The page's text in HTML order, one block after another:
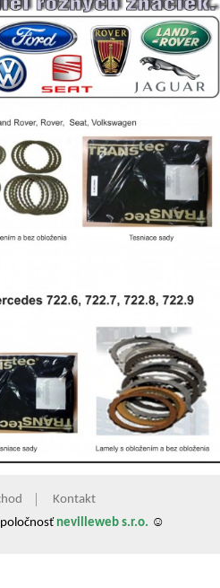
Kontakt
nevilleweb s.r.o. ☺